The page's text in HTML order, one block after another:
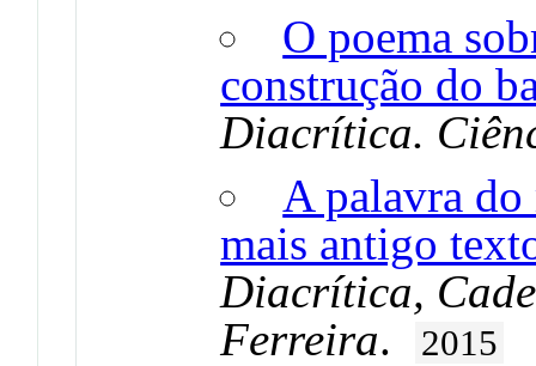
O poema
construção do
Diacrítica.
A palavra do
mais antigo
Diacrítica,
Ferreira. 2015